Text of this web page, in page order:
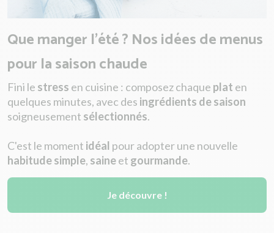
Que manger l'été ? Nos idées de menus
pour la saison chaude
Fini le stress en cuisine : composez chaque plat en
quelques minutes, avec des ingrédients de saison
soigneusement sélectionnés.
C'est le moment idéal pour adopter une nouvelle
habitude simple, saineet gourmande.
Je découvre !